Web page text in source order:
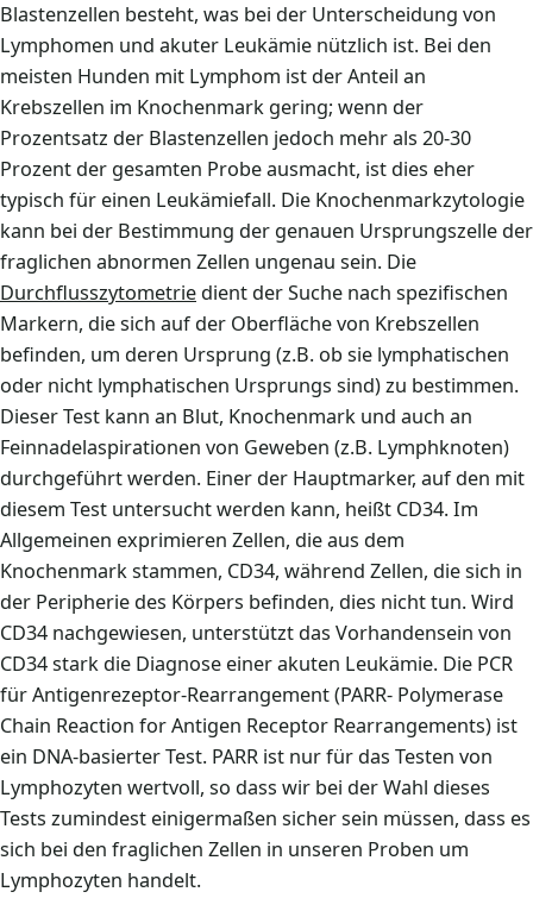
Blastenzellen besteht, was bei der Unterscheidung von
Lymphomen und akuter Leukämie nützlich ist. Bei den
meisten Hunden mit Lymphom ist der Anteil an
Krebszellen im Knochenmark gering; wenn der
Prozentsatz der Blastenzellen jedoch mehr als 20-30
Prozent der gesamten Probe ausmacht, ist dies eher
typisch für einen Leukämiefall. Die Knochenmarkzytologie
kann bei der Bestimmung der genauen Ursprungszelle der
fraglichen abnormen Zellen ungenau sein. Die
Durchflusszytometrie dient der Suche nach spezifischen
Markern, die sich auf der Oberfläche von Krebszellen
befinden, um deren Ursprung (z.B. ob sie lymphatischen
oder nicht lymphatischen Ursprungs sind) zu bestimmen.
Dieser Test kann an Blut, Knochenmark und auch an
Feinnadelaspirationen von Geweben (z.B. Lymphknoten)
durchgeführt werden. Einer der Hauptmarker, auf den mit
diesem Test untersucht werden kann, heißt CD34. Im
Allgemeinen exprimieren Zellen, die aus dem
Knochenmark stammen, CD34, während Zellen, die sich in
der Peripherie des Körpers befinden, dies nicht tun. Wird
CD34 nachgewiesen, unterstützt das Vorhandensein von
CD34 stark die Diagnose einer akuten Leukämie. Die PCR
für Antigenrezeptor-Rearrangement (PARR- Polymerase
Chain Reaction for Antigen Receptor Rearrangements) ist
ein DNA-basierter Test. PARR ist nur für das Testen von
Lymphozyten wertvoll, so dass wir bei der Wahl dieses
Tests zumindest einigermaßen sicher sein müssen, dass es
sich bei den fraglichen Zellen in unseren Proben um
Lymphozyten handelt.